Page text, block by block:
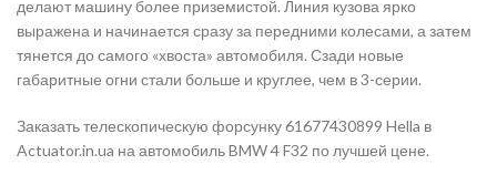
делают машину более приземистой. Линия кузова ярко
выражена и начинается сразу за передними колесами, а затем
тянется до самого «хвоста» автомобиля. Сзади новые
габаритные огни стали больше и круглее, чем в 3-серии.
Заказать телескопическую форсунку 61677430899 Hella в
Actuator.in.ua на автомобиль BMW 4 F32 по лучшей цене.